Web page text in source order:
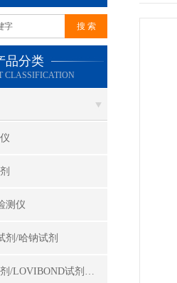
品分类
CLASSIFICATION
测仪
剂/哈钠试剂
德国罗威邦试剂/LOVIBOND试剂/罗威邦试剂